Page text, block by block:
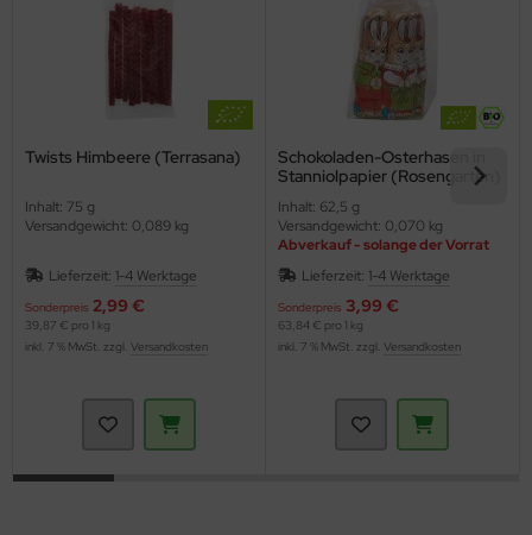
Twists Himbeere (Terrasana)
Inhalt: 75 g
Versandgewicht: 0,089 kg
Lieferzeit: 1-4 Werktage
Sonderpreis 2,99 €
39,87 € pro 1 kg
inkl. 7 % MwSt. zzgl. Versandkosten
Schokoladen-Osterhasen in
Stanniolpapier (Rosengarten)
Inhalt: 62,5 g
Versandgewicht: 0,070 kg
Abverkauf - solange der Vorrat
reicht
Lieferzeit: 1-4 Werktage
Sonderpreis 3,99 €
63,84 € pro 1 kg
inkl. 7 % MwSt. zzgl. Versandkosten